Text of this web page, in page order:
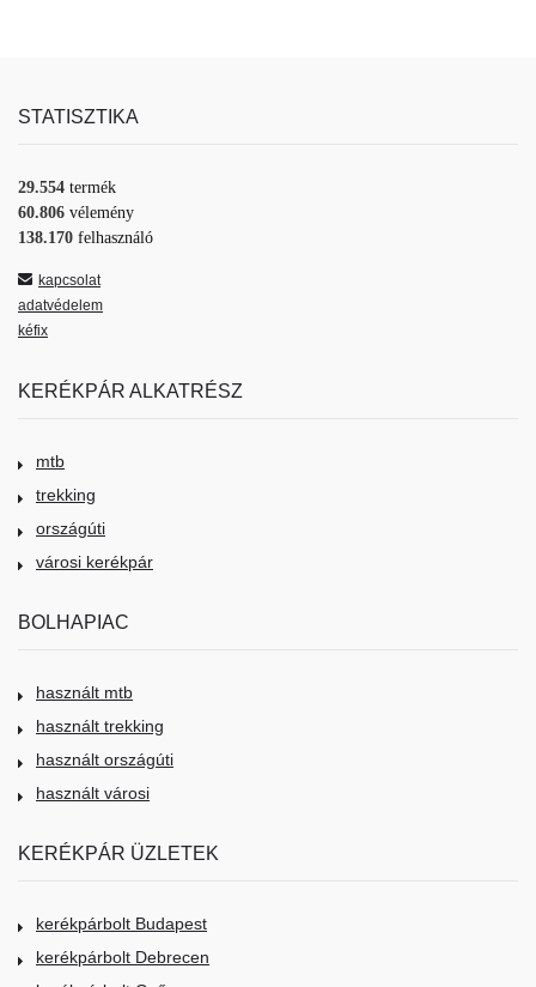
STATISZTIKA
29.554 termék
60.806 vélemény
138.170 felhasználó
kapcsolat
adatvédelem
kéfix
KERÉKPÁR ALKATRÉSZ
mtb
trekking
országúti
városi kerékpár
BOLHAPIAC
használt mtb
használt trekking
használt országúti
használt városi
KERÉKPÁR ÜZLETEK
kerékpárbolt Budapest
kerékpárbolt Debrecen